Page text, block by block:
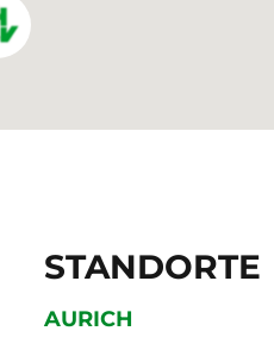
STANDORTE
AURICH